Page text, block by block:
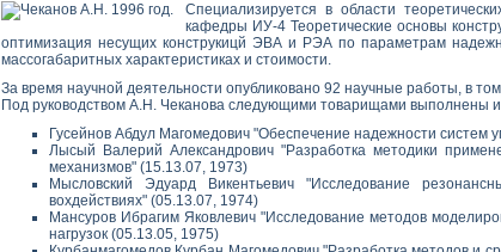
Специализируется в области
кафедры ИУ-4 Теоретические основы
оптимизация несущих конструкицй ЭВА и РЭА по параметрам
массогабаритных характеристиках и стоимости.
За время научной деятельности опубликовано 92 научные работы, в
Под руководством А.Н. Чеканова следующими товарищами выполнены
Гусейнов Абдул Магомедович "Обеспечение надежности систем
Лысый Валерий Александрович "Разработка методики
механизмов" (15.13.07, 1973)
Мысловский Эдуард Викентьевич "Исследование
вохдействиях" (05.13.07, 1974)
Мансуров Ибрагим Яковлевич "Исследование методов
нагрузок (05.13.05, 1975)